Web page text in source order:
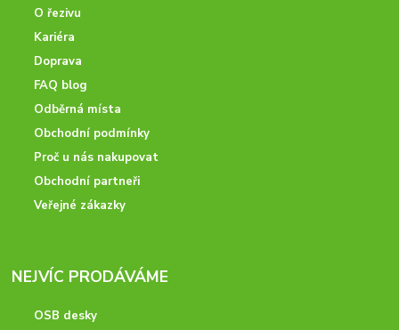
O řezivu
Kariéra
Doprava
FAQ blog
Odběrná místa
Obchodní podmínky
Proč u nás nakupovat
Obchodní partneři
Veřejné zákazky
NEJVÍC PRODÁVÁME
OSB desky